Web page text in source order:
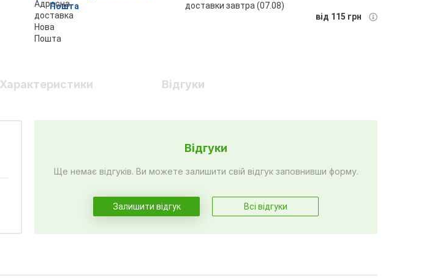
Пошта
доставки завтра (07.08)
від 115 грн
Характеристики Відгуки
Відгуки
Ще немає відгуків. Ви можете залишити свій відгук заповнивши форму.
Залишити відгук Всі відгуки